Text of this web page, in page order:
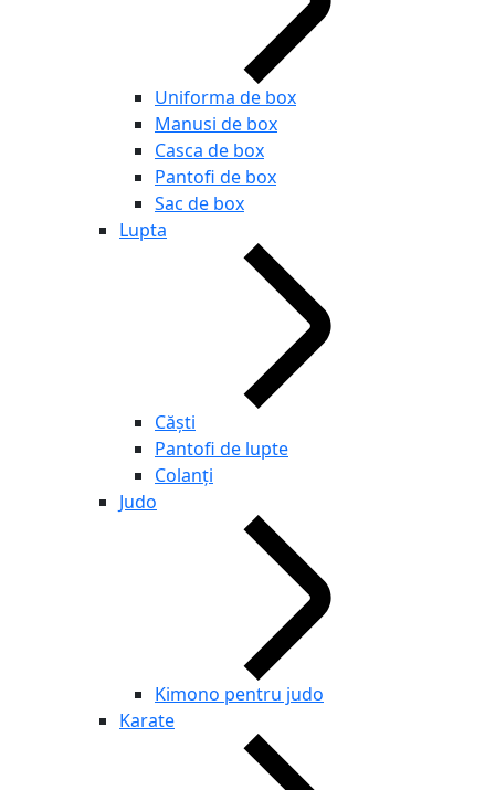
Uniforma de box
Manusi de box
Casca de box
Pantofi de box
Sac de box
Lupta
Căști
Pantofi de lupte
Colanți
Judo
Kimono pentru judo
Karate